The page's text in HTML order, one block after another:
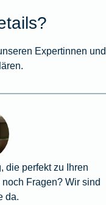
Expertinnen und
die perfekt zu Ihren
Fragen? Wir sind
da.